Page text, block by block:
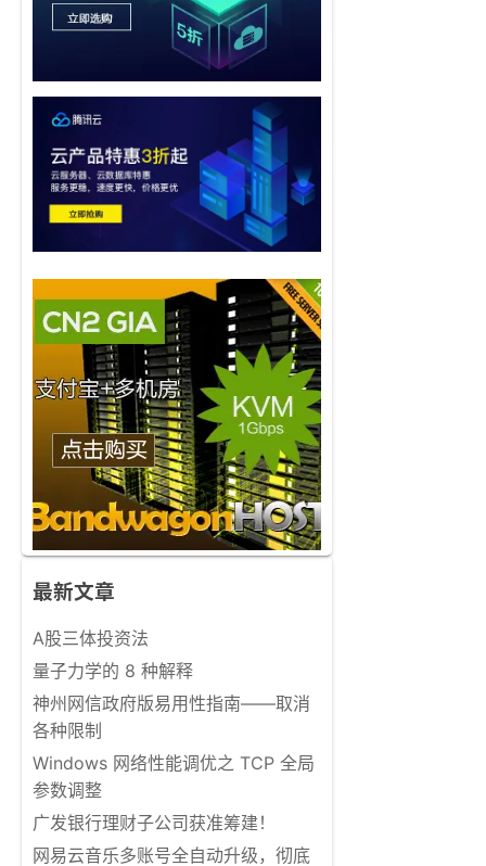
最新文章
A股三体投资法
量子力学的 8 种解释
神州网信政府版易用性指南——取消
各种限制
Windows 网络性能调优之 TCP 全局
参数调整
广发银行理财子公司获准筹建！
网易云音乐多账号全自动升级，彻底